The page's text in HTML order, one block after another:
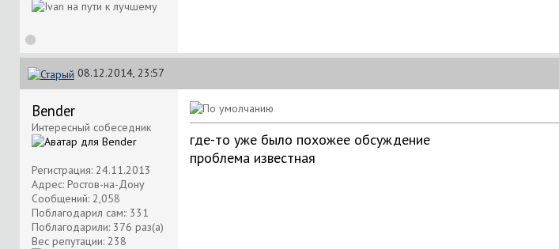
08.12.2014, 23:57
Bender
Интересный собеседник
Регистрация: 24.11.2013
Адрес: Ростов-на-Дону
Сообщений: 2,058
Поблагодарил сам:: 331
Поблагодарили: 376 раз(а)
Вес репутации: 238
где-то уже было похожее обсуждение
проблема известная